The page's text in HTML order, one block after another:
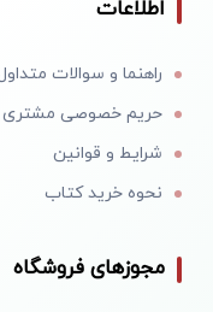
اطلاعات
راهنما و سوالات
حریم خصوصی مشتری
شرایط و قوانین
نحوه خرید کتاب
مجوزهای فروشگاه